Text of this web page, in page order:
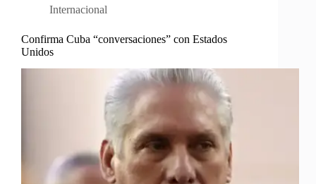
Internacional
Confirma Cuba “conversaciones” con Estados
Unidos